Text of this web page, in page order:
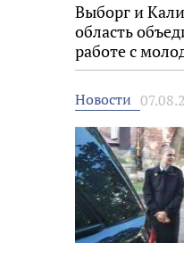
Выборг и
область
работе с
Новости